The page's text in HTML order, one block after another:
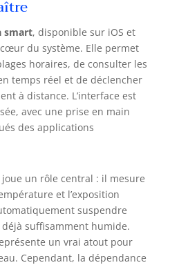
smart Gardena , 1x
sonde smart
Gardena, 1x
Gardena Gateway
smart
smart, disponible sur iOS et
du système. Elle permet
horaires, de consulter les
temps réel et de déclencher
à distance. L’interface est
avec une prise en main
des applications
un rôle central : il mesure
et l’exposition
suspendre
déjà suffisamment humide.
un vrai atout pour
Cependant, la dépendance